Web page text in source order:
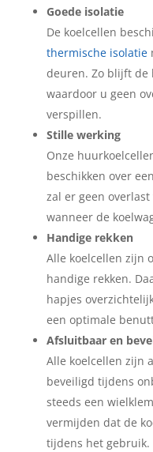
Goede isolatie
De koelcellen
thermische isolatie
deuren. Zo blijft
waardoor u geen
verspillen.
Stille werking
Onze
beschikken over
zal er geen
wanneer de
Handige rekken
Alle koelcellen zijn
handige rekken.
hapjes
een optimale
Afsluitbaar en
Alle koelcellen zijn
beveiligd tijdens
steeds een
vermijden dat de
tijdens het gebruik.